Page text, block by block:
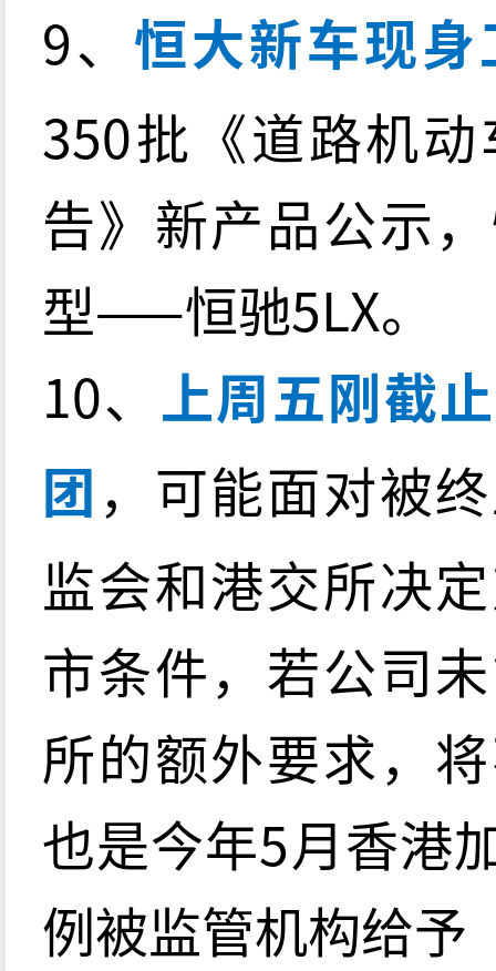
9、 恒大新车现
350批《道路机
告》新产品公示
型——恒驰5LX。
10、 上周五刚截
团 ，可能面对被
监会和港交所决
市条件，若公司
所的额外要求，
也是今年5月香港
例被监管机构给